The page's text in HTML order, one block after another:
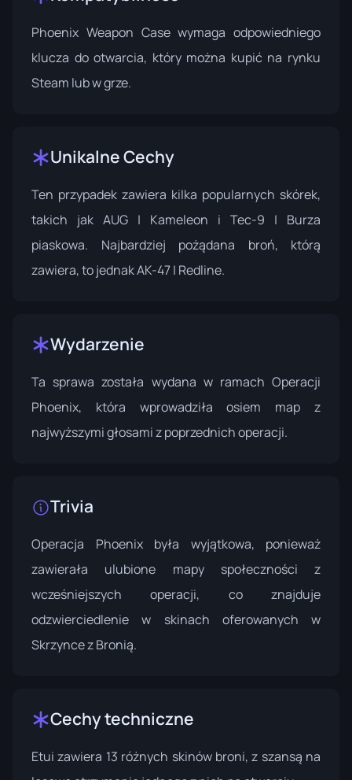
Phoenix Weapon Case wymaga odpowiedniego
klucza do otwarcia, który można kupić na rynku
Steam lub w grze.
Unikalne Cechy
Ten przypadek zawiera kilka popularnych skórek,
takich jak AUG | Kameleon i Tec-9 | Burza
piaskowa. Najbardziej pożądana broń, którą
zawiera, to jednak AK-47 | Redline.
Wydarzenie
Ta sprawa została wydana w ramach Operacji
Phoenix, która wprowadziła osiem map z
najwyższymi głosami z poprzednich operacji.
Trivia
Operacja Phoenix była wyjątkowa, ponieważ
zawierała ulubione mapy społeczności z
wcześniejszych operacji, co znajduje
odzwierciedlenie w skinach oferowanych w
Skrzynce z Bronią.
Cechy techniczne
Etui zawiera 13 różnych skinów broni, z szansą na